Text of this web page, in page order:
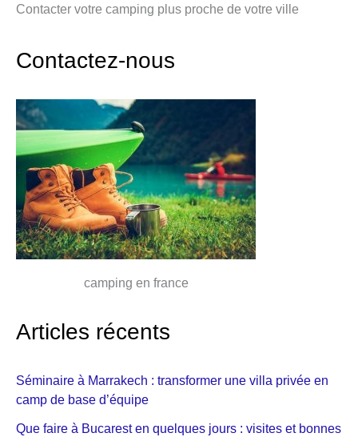
Contacter votre camping plus proche de votre ville
Contactez-nous
camping en france
Articles récents
Séminaire à Marrakech : transformer une villa privée en
camp de base d’équipe
Que faire à Bucarest en quelques jours : visites et bonnes